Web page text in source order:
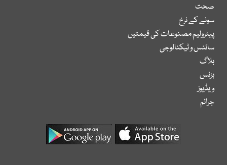
صحت
سونے کے نرخ
پیٹرولیم مصنوعات کی قیمتیں
سائنس و ٹیکنالوجی
بلاگ
بزنس
ویڈیوز
جرائم